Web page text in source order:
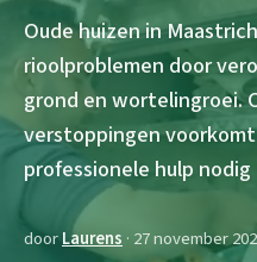
Oude huizen in
rioolproblemen door
grond en wortelingroei.
verstoppingen
professionele hulp
doorLaurens · 27 november